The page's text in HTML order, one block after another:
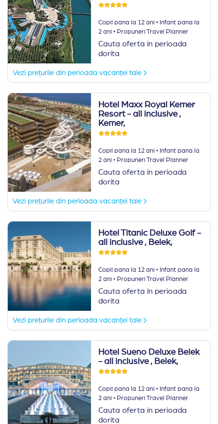
Copil pana la 12 ani ·Infant pana la
2 ani ·Propuneri Travel Planner
Cauta oferta in perioada
dorita
Vezi prețurile din perioada vacanței tale
Hotel Maxx Royal Kemer
Resort - all inclusive ,
Kemer,
Copil pana la 12 ani ·Infant pana la
2 ani ·Propuneri Travel Planner
Cauta oferta in perioada
dorita
Vezi prețurile din perioada vacanței tale
Hotel Titanic Deluxe Golf -
all inclusive , Belek,
Copil pana la 12 ani ·Infant pana la
2 ani ·Propuneri Travel Planner
Cauta oferta in perioada
dorita
Vezi prețurile din perioada vacanței tale
Hotel Sueno Deluxe Belek
- all inclusive , Belek,
Copil pana la 12 ani ·Infant pana la
2 ani ·Propuneri Travel Planner
Cauta oferta in perioada
dorita